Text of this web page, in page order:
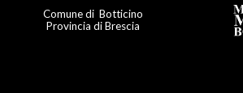
Comune di Botticino
Provincia di Brescia